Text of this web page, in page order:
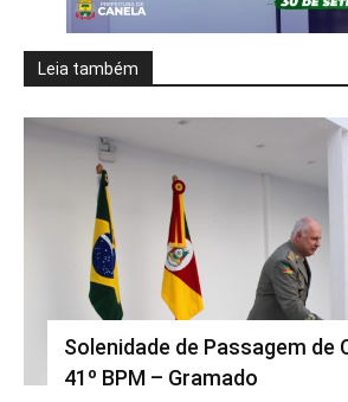
Leia também
Solenidade de Passagem de
41º BPM – Gramado